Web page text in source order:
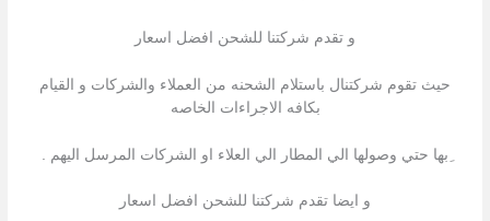
و تقدم شركتنا للشحن افضل اسعار
حيث تقوم شركتنال باستلام الشحنه من العملاء والشركات و القيام
بكافه الاجراءات الخاصه
ِبها حتي وصولها الي المطار الي العلاء او الشركات المرسل اليهم .
و ايضا تقدم شركتنا للشحن افضل اسعار